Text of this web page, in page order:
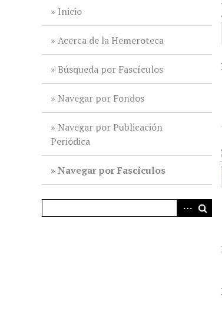
Inicio
Acerca de la Hemeroteca
Búsqueda por Fascículos
Navegar por Fondos
Navegar por Publicación
Periódica
Navegar por Fascículos